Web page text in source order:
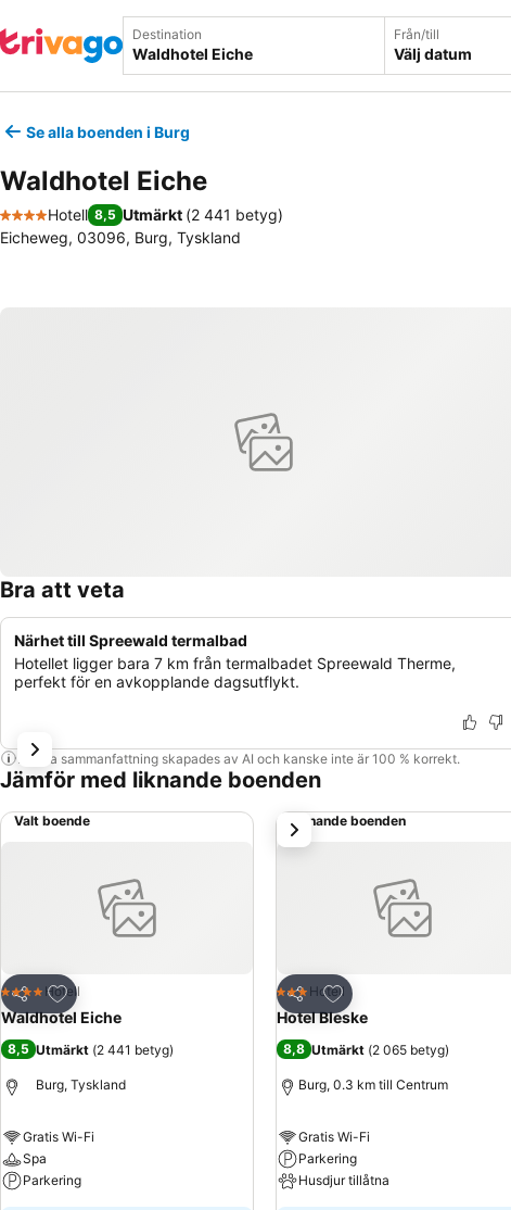
Destination Från/till
Välj datum
Se alla boenden i Burg
Waldhotel Eiche
4 Stjärnor
Hotell 8,5 Utmärkt (2 441 betyg)
Eicheweg, 03096, Burg, Tyskland
Bra att veta
Närhet till Spreewald termalbad
Hotellet ligger bara 7 km från termalbadet Spreewald Therme,
perfekt för en avkopplande dagsutflykt.
Denna sammanfattning skapades av AI och kanske inte är 100 % korrekt.
Jämför med liknande boenden
Valt boende
Dela
Lägg till i Mina Favoriter
4 StjärnorHotell
Waldhotel Eiche
8,5 Utmärkt (2 441 betyg)
Burg, Tyskland
Gratis Wi-Fi
Spa
Parkering
Liknande boenden
Dela
Lägg till i Mina Favoriter
3 Stjärnor
Hotell
Hotel Bleske
8,8 Utmärkt (2 065 betyg)
Burg, 0.3 km till Centrum
Gratis Wi-Fi
Parkering
Husdjur tillåtna
nästa